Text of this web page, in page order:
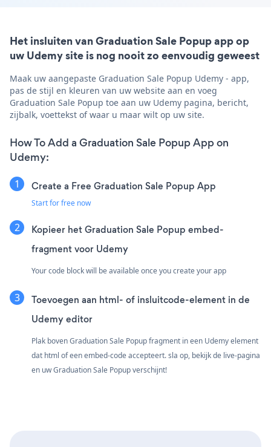
Het insluiten van Graduation Sale Popup app op
uw Udemy site is nog nooit zo eenvoudig geweest
Maak uw aangepaste Graduation Sale Popup Udemy - app,
pas de stijl en kleuren van uw website aan en voeg
Graduation Sale Popup toe aan uw Udemy pagina, bericht,
zijbalk, voettekst of waar u maar wilt op uw site.
How To Add a Graduation Sale Popup App on
Udemy:
Create a Free Graduation Sale Popup App
Start for free now
Kopieer het Graduation Sale Popup embed-
fragment voor Udemy
Your code block will be available once you create your app
Toevoegen aan html- of insluitcode-element in de
Udemy editor
Plak boven Graduation Sale Popup fragment in een Udemy element
dat html of een embed-code accepteert. sla op, bekijk de live-pagina
en uw Graduation Sale Popup verschijnt!